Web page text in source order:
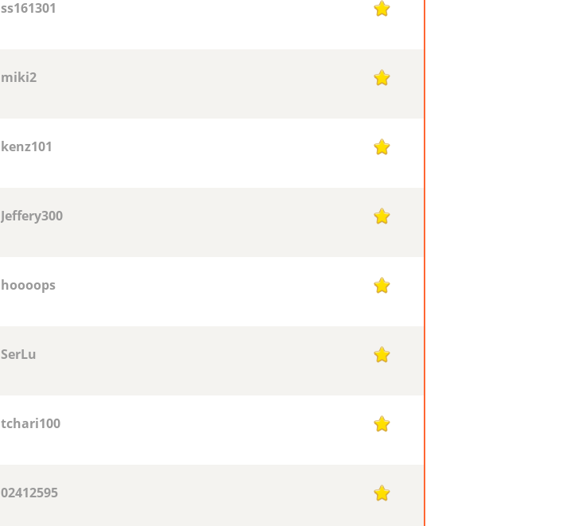
ss161301 1
miki2 1
kenz101 1
Jeffery300 1
hoooops 1
SerLu 1
tchari100 1
02412595 1